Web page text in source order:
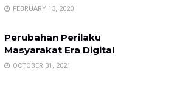
FEBRUARY 13, 2020
Perubahan Perilaku
Masyarakat Era Digital
OCTOBER 31, 2021